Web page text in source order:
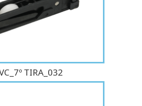
TIRA_032